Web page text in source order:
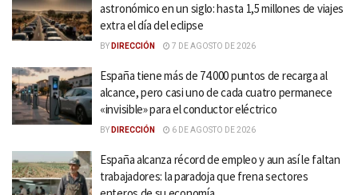
astronómico en un siglo: hasta 1,5 millones de viajes
extra el día del eclipse
BY DIRECCIÓN 7 DE AGOSTO DE 2026
España tiene más de 74.000 puntos de recarga al
alcance, pero casi uno de cada cuatro permanece
«invisible» para el conductor eléctrico
BY DIRECCIÓN 6 DE AGOSTO DE 2026
España alcanza récord de empleo y aun así le faltan
trabajadores: la paradoja que frena sectores